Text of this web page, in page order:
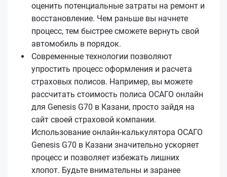
оценить потенциальные затраты на ремонт и
восстановление. Чем раньше вы начнете
процесс, тем быстрее сможете вернуть свой
автомобиль в порядок.
Современные технологии позволяют
упростить процесс оформления и расчета
страховых полисов. Например, вы можете
рассчитать стоимость полиса ОСАГО онлайн
для Genesis G70 в Казани, просто зайдя на
сайт своей страховой компании.
Использование онлайн-калькулятора ОСАГО
Genesis G70 в Казани значительно ускоряет
процесс и позволяет избежать лишних
хлопот. Будьте внимательны и заранее